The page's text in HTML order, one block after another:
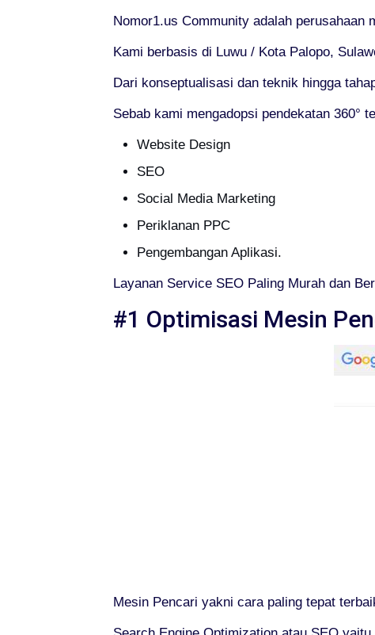
Nomor1.us Community adalah perusahaan
Kami berbasis di Luwu / Kota Palopo,
Dari konseptualisasi dan teknik hingga
Sebab kami mengadopsi pendekatan 360°
Website Design
SEO
Social Media Marketing
Periklanan PPC
Pengembangan Aplikasi.
Layanan Service SEO Paling Murah dan
#1 Optimisasi Mesin
Mesin Pencari yakni cara paling tepat